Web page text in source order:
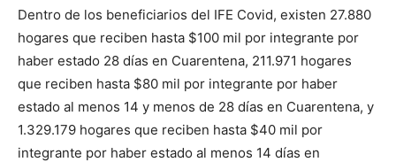
Dentro de los beneficiarios del IFE Covid, existen 27.880
hogares que reciben hasta $100 mil por integrante por
haber estado 28 días en Cuarentena, 211.971 hogares
que reciben hasta $80 mil por integrante por haber
estado al menos 14 y menos de 28 días en Cuarentena, y
1.329.179 hogares que reciben hasta $40 mil por
integrante por haber estado al menos 14 días en